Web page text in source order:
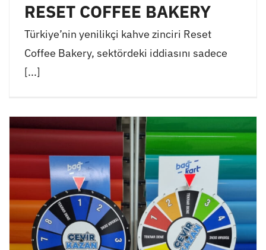
RESET COFFEE BAKERY
Türkiye’nin yenilikçi kahve zinciri Reset
Coffee Bakery, sektördeki iddiasını sadece
[...]